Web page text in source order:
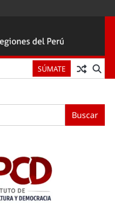
SÚMATE
Buscar